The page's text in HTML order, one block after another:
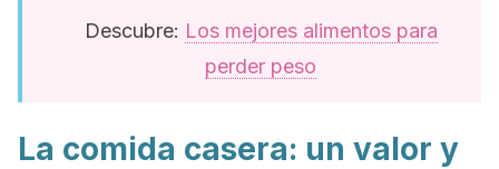
Descubre: Los mejores alimentos para
perder peso
La comida casera: un valor y